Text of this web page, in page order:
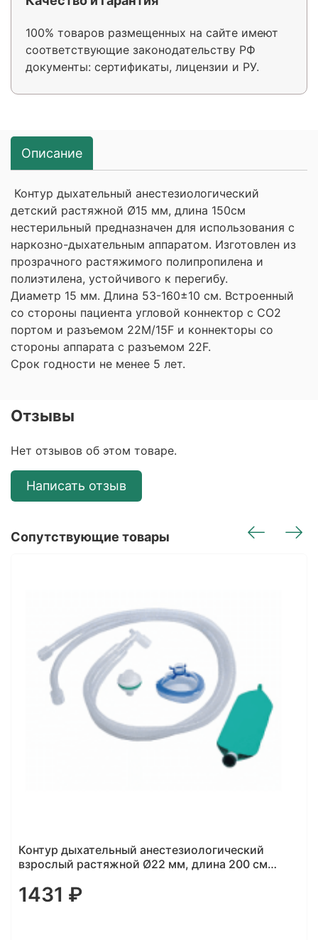
100% товаров размещенных на сайте имеют
соответствующие законодательству РФ
документы: сертификаты, лицензии и РУ.
Описание
Контур дыхательный анестезиологический
детский растяжной Ø15 мм, длина 150см
нестерильный предназначен для использования с
наркозно-дыхательным аппаратом. Изготовлен из
прозрачного растяжимого полипропилена и
полиэтилена, устойчивого к перегибу.
Диаметр 15 мм. Длина 53-160±10 см. Встроенный
со стороны пациента угловой коннектор с СО2
портом и разъемом 22М/15F и коннекторы со
стороны аппарата с разъемом 22F.
Срок годности не менее 5 лет.
Отзывы
Нет отзывов об этом товаре.
Написать отзыв
Сопутствующие товары
Контур дыхательный анестезиологический
взрослый растяжной Ø22 мм, длина 200 см
1431 ₽